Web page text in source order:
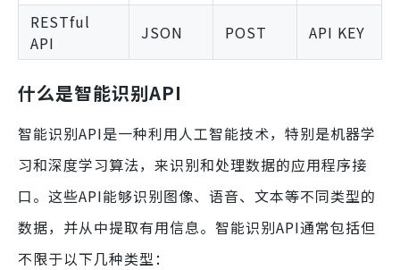
RESTful
API
JSON POST API KEY
什么是智能识别API
智能识别API是一种利用人工智能技术，特别是机器学
习和深度学习算法，来识别和处理数据的应用程序接
口。这些API能够识别图像、语音、文本等不同类型的
数据，并从中提取有用信息。智能识别API通常包括但
不限于以下几种类型：